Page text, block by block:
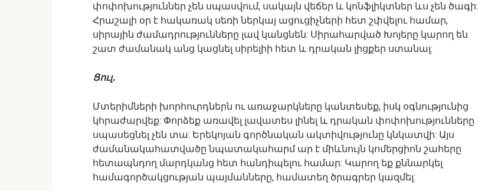
փոփոխություններ չեն սպասվում, սակայն վեճեր և կոնֆլիկտներ ևս չեն ծագի:
Հրաշալի օր է հակառակ սեռի ներկայ ացուցիչների հետ շփվելու համար,
սիրային ժամադրությունները լավ կանցնեն: Սիրահարված Խոյերը կարող են
շատ ժամանակ անց կացնել սիրելիի հետ և դրական լիցքեր ստանալ:
Ցուլ․
Մտերիմների խորհուրդներն ու առաջարկները կանտեսեք, իսկ օգնությունից
կհրաժարվեք: Փորձեք առավել լավատես լինել և դրական փոփոխությունները
սպասեցնել չեն տա: Երեկոյան գործնական ակտիվությունը կնկատվի: Այս
ժամանակահատվածը նպատակահարմ ար է միևնույն կոմերցիոն շահերը
հետապնդող մարդկանց հետ հանդիպելու համար: Կարող եք քննարկել
համագործակցության պայմանները, համատեղ ծրագրեր կազմել: